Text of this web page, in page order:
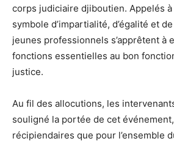
corps judiciaire djiboutien. Appelés
symbole d’impartialité, d’égalité et
jeunes professionnels s’apprêtent à
fonctions essentielles au bon
justice.
Au fil des allocutions, les
souligné la portée de cet
récipiendaires que pour l’ensemble